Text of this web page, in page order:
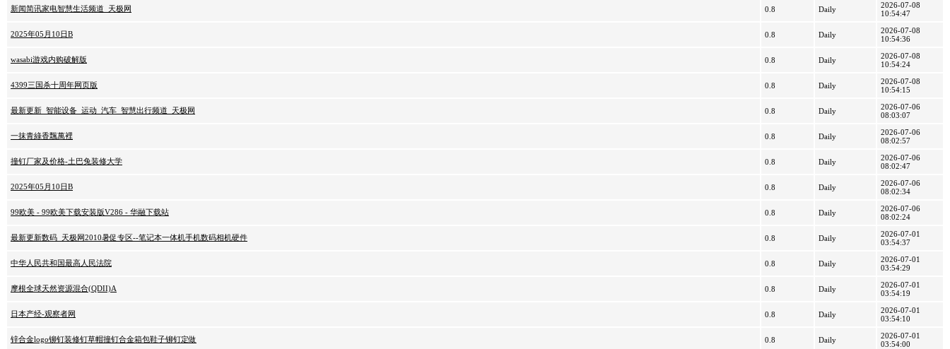
新闻简讯家电智慧生活频道_天极网 0.8 Daily
2026-07-08
10:54:47
2025年05月10日B 0.8 Daily
2026-07-08
10:54:36
wasabi游戏内购破解版 0.8 Daily
2026-07-08
10:54:24
4399三国杀十周年网页版 0.8 Daily
2026-07-08
10:54:15
最新更新_智能设备_运动_汽车_智慧出行频道_天极网 0.8 Daily
2026-07-06
08:03:07
一抹青綠香飄萬裡 0.8 Daily
2026-07-06
08:02:57
撞钉厂家及价格-土巴兔装修大学 0.8 Daily
2026-07-06
08:02:47
2025年05月10日B 0.8 Daily
2026-07-06
08:02:34
99欧美 - 99欧美下载安装版V286 - 华融下载站 0.8 Daily
2026-07-06
08:02:24
最新更新数码_天极网2010暑促专区--笔记本一体机手机数码相机硬件 0.8 Daily
2026-07-01
03:54:37
中华人民共和国最高人民法院 0.8 Daily
2026-07-01
03:54:29
摩根全球天然资源混合(QDII)A 0.8 Daily
2026-07-01
03:54:19
日本产经-观察者网 0.8 Daily
2026-07-01
03:54:10
锌合金logo铆钉装修钉草帽撞钉合金箱包鞋子铆钉定做 0.8 Daily
2026-07-01
03:54:00